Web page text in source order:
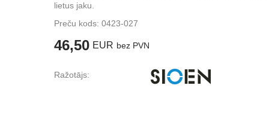
lietus jaku.
Preču kods: 0423-027
46,50 EUR bez PVN
Ražotājs: